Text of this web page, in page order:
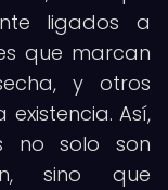
ligados a
que marcan
y otros
Así,
no solo son
sino que